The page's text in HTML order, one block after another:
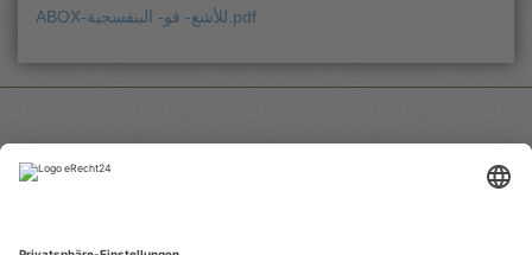
ABOX-للأشع- فو- البنفسجية.pdf